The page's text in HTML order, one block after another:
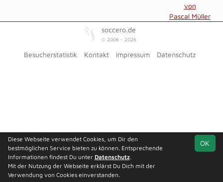
von
Pascal Müller
soccero.de
© 2006 - 2026
Besucherstatistik Kontakt Impressum Datenschutz
OK
Diese Webseite verwendet Cookies, um Dir den
bestmöglichen Service bieten zu können. Entsprechende
Informationen findest Du unter Datenschutz.
Mit der Nutzung der Webseite erklärst Du Dich mit der
Verwendung von Cookies einverstanden.